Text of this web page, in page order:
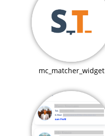
mc_matcher_widget